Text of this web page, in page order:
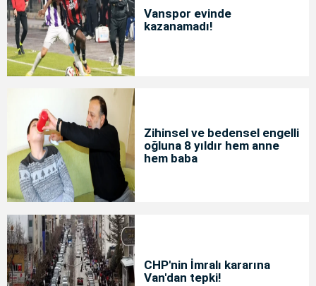
Vanspor evinde
kazanamadı!
Zihinsel ve bedensel engelli
oğluna 8 yıldır hem anne
hem baba
CHP'nin İmralı kararına
Van'dan tepki!